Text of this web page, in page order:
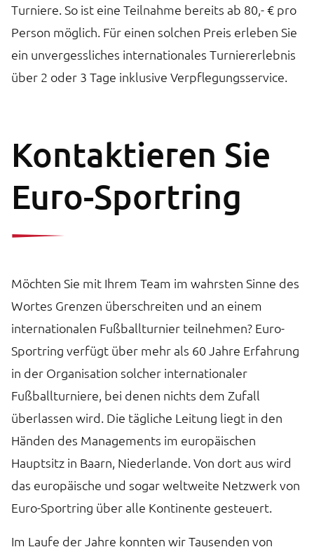
Turniere. So ist eine Teilnahme bereits ab 80,- € pro
Person möglich. Für einen solchen Preis erleben Sie
ein unvergessliches internationales Turniererlebnis
über 2 oder 3 Tage inklusive Verpflegungsservice.
Kontaktieren Sie
Euro-Sportring
Möchten Sie mit Ihrem Team im wahrsten Sinne des
Wortes Grenzen überschreiten und an einem
internationalen Fußballturnier teilnehmen? Euro-
Sportring verfügt über mehr als 60 Jahre Erfahrung
in der Organisation solcher internationaler
Fußballturniere, bei denen nichts dem Zufall
überlassen wird. Die tägliche Leitung liegt in den
Händen des Managements im europäischen
Hauptsitz in Baarn, Niederlande. Von dort aus wird
das europäische und sogar weltweite Netzwerk von
Euro-Sportring über alle Kontinente gesteuert.
Im Laufe der Jahre konnten wir Tausenden von